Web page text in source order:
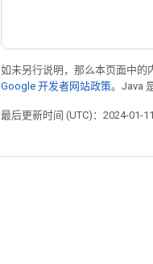
如未另行说明，那么本页面中的
Google 开发者网站政策。Java
最后更新时间 (UTC)：2024-01-11